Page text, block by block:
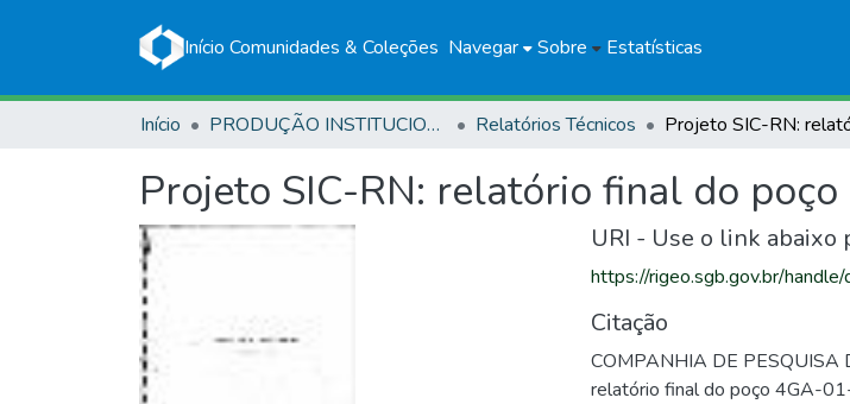
Início Comunidades & Coleções Navegar Sobre Estatísticas
Início PRODUÇÃO INSTITUCIONAL Relatórios Técnicos
Projeto SIC-RN: relatório final do
URI - Use o link abaixo
https://rigeo.sgb.gov.br/
Citação
COMPANHIA DE PESQUISA
relatório final do poço 4GA-